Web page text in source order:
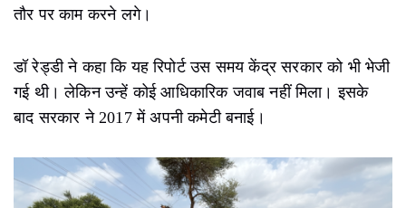
तौर पर काम करने लगे।
डॉ रेड्डी ने कहा कि यह रिपोर्ट उस समय केंद्र सरकार को भी भेजी
गई थी। लेकिन उन्हें कोई आधिकारिक जवाब नहीं मिला। इसके
बाद सरकार ने 2017 में अपनी कमेटी बनाई।